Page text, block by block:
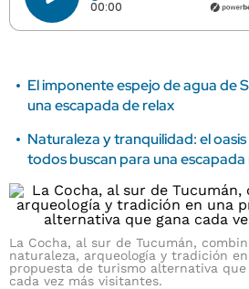
00:00 Tiempo transcurrido:
El imponente espejo de agua de
una escapada de relax
Naturaleza y tranquilidad: el
todos buscan para una escapada
La Cocha, al sur de Tucumán,
naturaleza, arqueología y tradición
propuesta de turismo alternativa que
cada vez más visitantes.